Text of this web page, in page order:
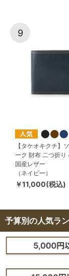
9
【タケオキクチ】
ーク 財布 二つ折り
国産レザー
（ネイビー）
￥11,000(税込)
予算別の人気ラ